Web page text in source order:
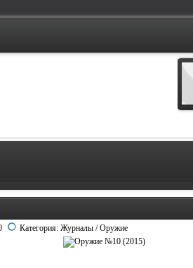
Категория:Журналы /Оружие